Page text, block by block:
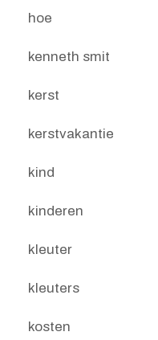
hoe
kenneth smit
kerst
kerstvakantie
kind
kinderen
kleuter
kleuters
kosten